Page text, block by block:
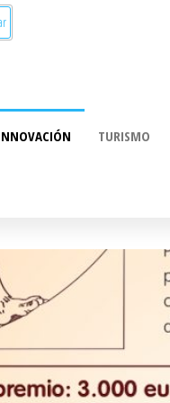
TURISMO